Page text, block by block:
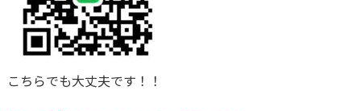
こちらでも大丈夫です！！